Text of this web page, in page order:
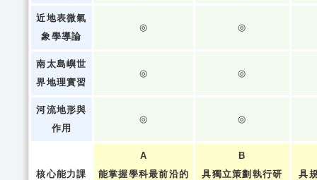
近地表微氣
象學導論
◎ ◎
南太島嶼世
界地理實習
◎ ◎
河流地形與
作用
◎ ◎
核心能力課
A
能掌握學科最前沿的
B
具獨立策劃執行研
具